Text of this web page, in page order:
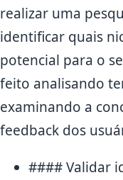
realizar uma
identificar quais
potencial para o
feito analisando
examinando a
feedback dos
#### Validar